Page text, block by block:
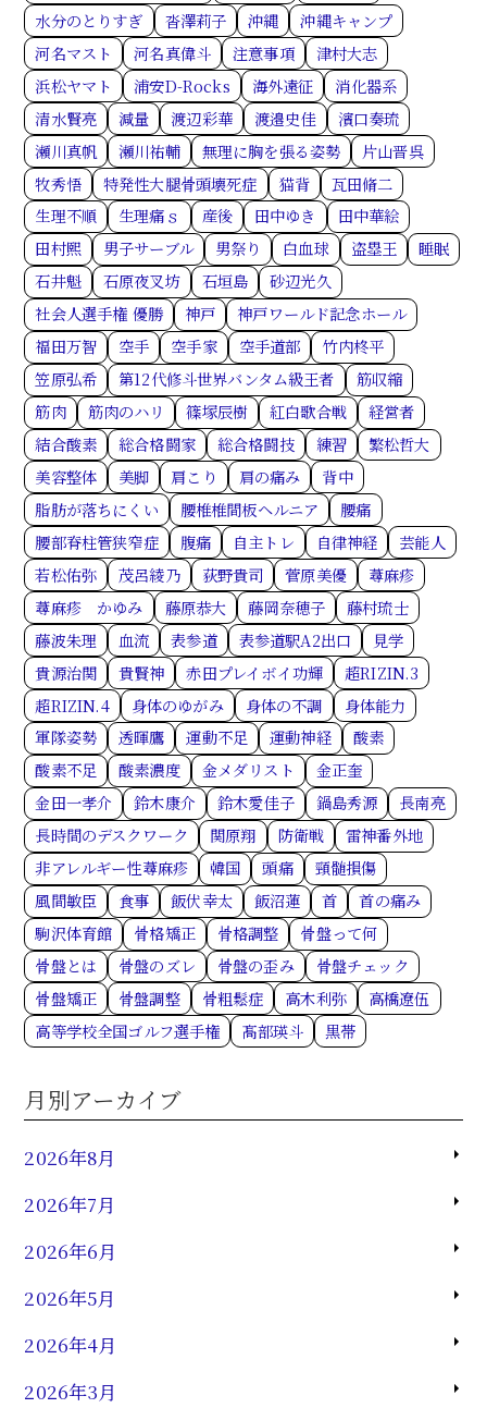
水分のとりすぎ
沓澤莉子 沖縄
沖縄キャンプ
河名マスト
河名真偉斗 注意事項
津村大志
浜松ヤマト
浦安D-Rocks 海外遠征
消化器系
清水賢亮
減量 渡辺彩華 渡邉史佳
濱口奏琉
瀬川真帆
瀬川祐輔 無理に胸を張る姿勢
片山晋呉
牧秀悟
特発性大腿骨頭壊死症 猫背
瓦田脩二
生理不順
生理痛ｓ 産後 田中ゆき
田中華絵
田村熙
男子サーブル 男祭り 白血球 盗塁王
睡眠
石井魁
石原夜叉坊 石垣島
砂辺光久
社会人選手権 優勝
神戸
神戸ワールド記念ホール
福田万智
空手 空手家 空手道部
竹内柊平
笠原弘希
第12代修斗世界バンタム級王者
筋収縮
筋肉
筋肉のハリ 篠塚辰樹 紅白歌合戦
経営者
結合酸素
総合格闘家 総合格闘技 練習
繁松哲大
美容整体
美脚 肩こり 肩の痛み
背中
脂肪が落ちにくい
腰椎椎間板ヘルニア
腰痛
腰部脊柱管狭窄症
腹痛 自主トレ 自律神経
芸能人
若松佑弥
茂呂綾乃 荻野貴司 菅原美優
蕁麻疹
蕁麻疹 かゆみ
藤原恭大 藤岡奈穂子
藤村琉士
藤波朱理
血流 表参道 表参道駅A2出口
見学
貴源治関
貴賢神 赤田プレイボイ功輝
超RIZIN.3
超RIZIN.4
身体のゆがみ 身体の不調
身体能力
軍隊姿勢
透暉鷹 運動不足 運動神経
酸素
酸素不足
酸素濃度 金メダリスト
金正奎
金田一孝介
鈴木康介 鈴木愛佳子 鍋島秀源
長南亮
長時間のデスクワーク
関原翔 防衛戦
雷神番外地
非アレルギー性蕁麻疹
韓国 頭痛
頸髄損傷
風間敏臣
食事 飯伏幸太 飯沼蓮 首
首の痛み
駒沢体育館
骨格矯正 骨格調整
骨盤って何
骨盤とは
骨盤のズレ 骨盤の歪み
骨盤チェック
骨盤矯正
骨盤調整 骨粗鬆症 高木利弥
高橋遼伍
高等学校全国ゴルフ選手権
髙部瑛斗 黒帯
月別アーカイブ
2026年8月
2026年7月
2026年6月
2026年5月
2026年4月
2026年3月